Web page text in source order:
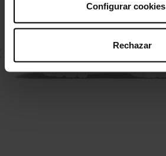
Configurar cookies
Rechazar